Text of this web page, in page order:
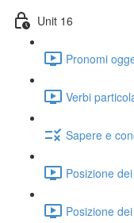
Unit 16
Pronomi
Verbi
Sapere e
Posizione
Posizione